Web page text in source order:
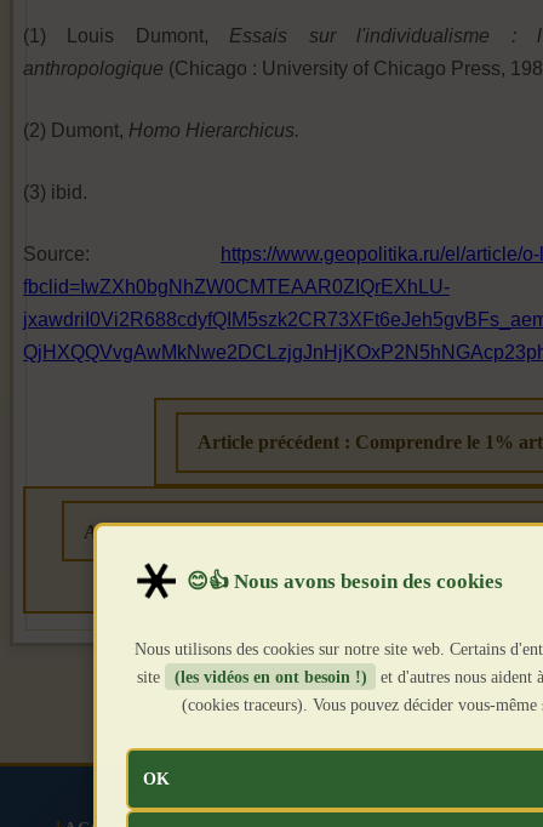
(1) Louis Dumont, Essais sur l'individualisme :
anthropologique (Chicago : University of Chicago Press,
(2) Dumont, Homo Hierarchicus.
(3) ibid.
Source:
https://www.geopolitika.ru/el/article/
fbclid=IwZXh0bgNhZW0CMTEAAR0ZIQrEXhLU-
Article précédent : Comprendre le 1%
Article suivant : Pol Quadens : La société de
Nous utilisons des cookies sur notre site web. Certains
site
(les vidéos en ont besoin !)
et d'autres nous aident
(cookies traceurs). Vous pouvez décider vous-
OK